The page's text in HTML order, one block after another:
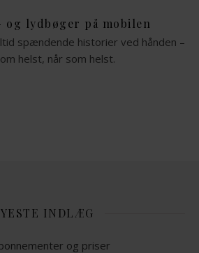
og lydbøger på mobilen
spændende historier ved hånden –
helst, når som helst.
INDLÆG
og priser